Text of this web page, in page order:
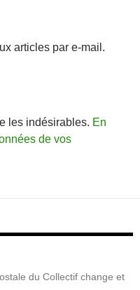
articles par e-mail.
les indésirables. En
de vos
du Collectif change et